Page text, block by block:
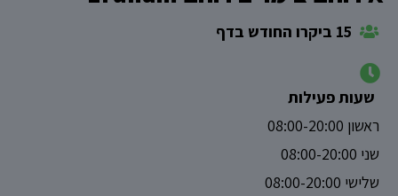
שעות פעילות
ראשון 08:00-20:00
שני 08:00-20:00
שלישי 08:00-20:00